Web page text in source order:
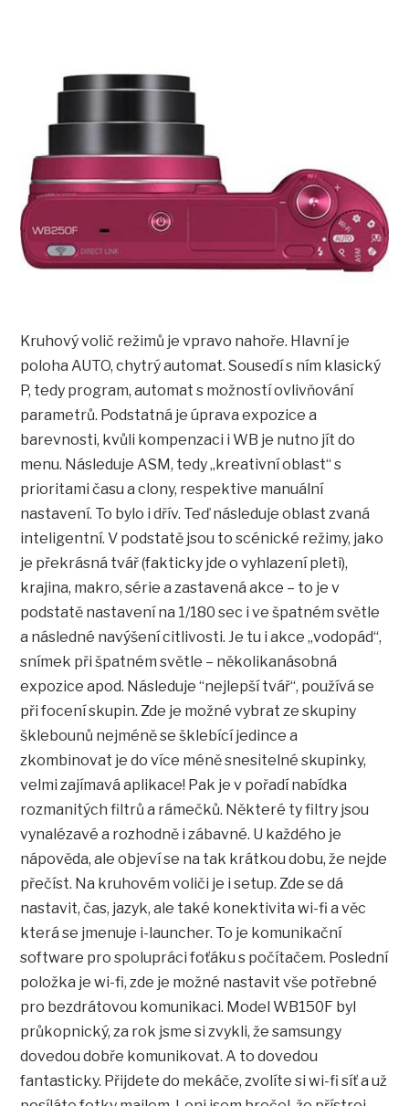
Kruhový volič režimů je vpravo nahoře. Hlavní je
poloha AUTO, chytrý automat. Sousedí s ním klasický
P, tedy program, automat s možností ovlivňování
parametrů. Podstatná je úprava expozice a
barevnosti, kvůli kompenzaci i WB je nutno jít do
menu. Následuje ASM, tedy „kreativní oblast“ s
prioritami času a clony, respektive manuální
nastavení. To bylo i dřív. Teď následuje oblast zvaná
inteligentní. V podstatě jsou to scénické režimy, jako
je překrásná tvář (fakticky jde o vyhlazení pleti),
krajina, makro, série a zastavená akce – to je v
podstatě nastavení na 1/180 sec i ve špatném světle
a následné navýšení citlivosti. Je tu i akce „vodopád“,
snímek při špatném světle – několikanásobná
expozice apod. Následuje “nejlepší tvář“, používá se
při focení skupin. Zde je možné vybrat ze skupiny
šklebounů nejméně se šklebící jedince a
zkombinovat je do více méně snesitelné skupinky,
velmi zajímavá aplikace! Pak je v pořadí nabídka
rozmanitých filtrů a rámečků. Některé ty filtry jsou
vynalézavé a rozhodně i zábavné. U každého je
nápověda, ale objeví se na tak krátkou dobu, že nejde
přečíst. Na kruhovém voliči je i setup. Zde se dá
nastavit, čas, jazyk, ale také konektivita wi-fi a věc
která se jmenuje i-launcher. To je komunikační
software pro spolupráci foťáku s počítačem. Poslední
položka je wi-fi, zde je možné nastavit vše potřebné
pro bezdrátovou komunikaci. Model WB150F byl
průkopnický, za rok jsme si zvykli, že samsungy
dovedou dobře komunikovat. A to dovedou
fantasticky. Přijdete do mekáče, zvolíte si wi-fi síť a už